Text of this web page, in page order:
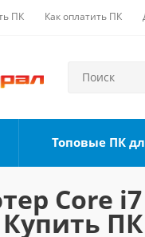
ПК Как оплатить ПК
Топовые ПК
Core i7
Купить